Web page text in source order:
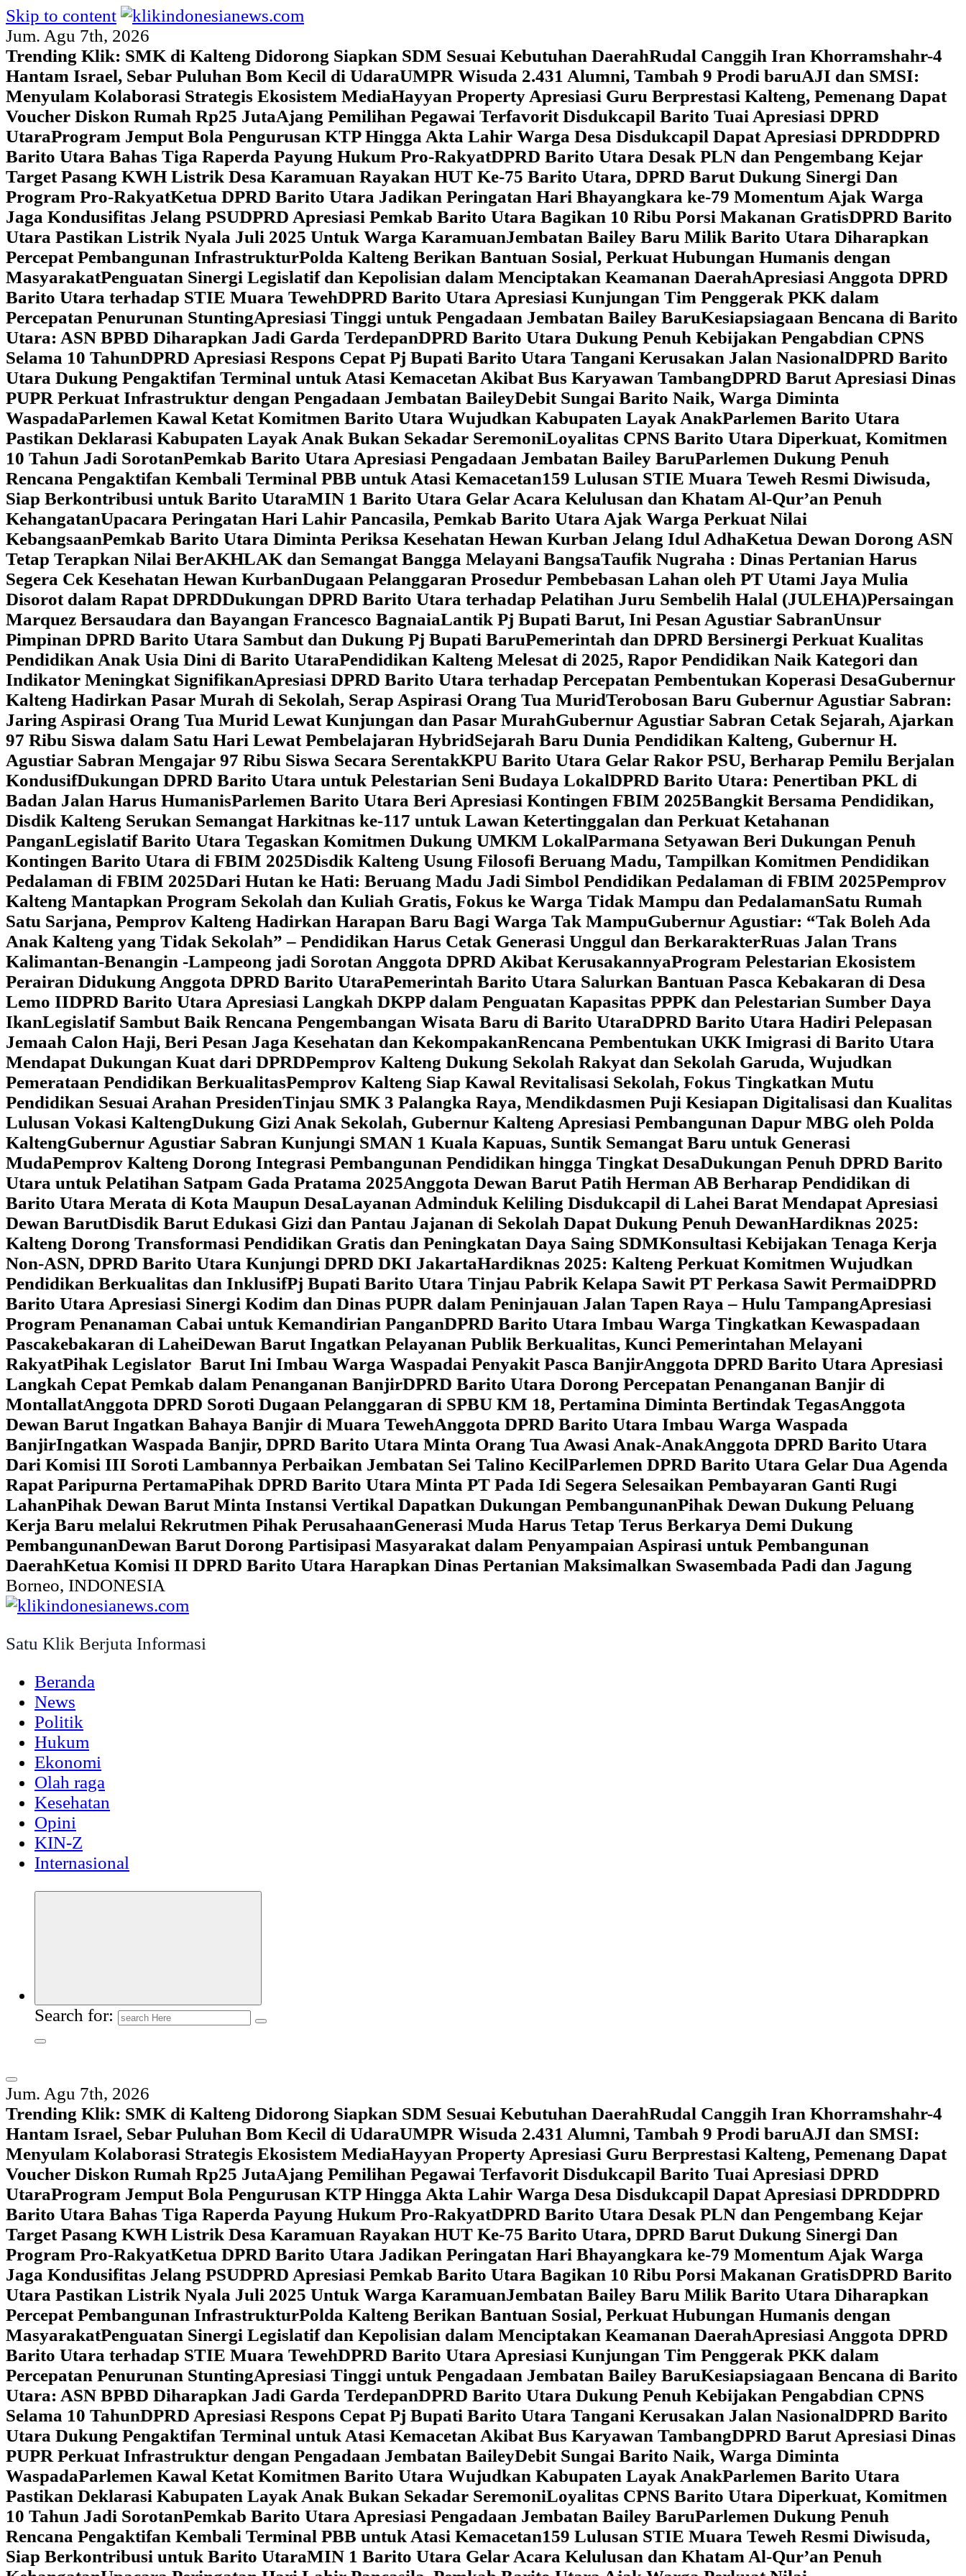
Skip to content
Jum. Agu 7th, 2026
Trending Klik: SMK di Kalteng Didorong Siapkan SDM Sesuai Kebutuhan DaerahRudal Canggih Iran Khorramshahr-4
Hantam Israel, Sebar Puluhan Bom Kecil di UdaraUMPR Wisuda 2.431 Alumni, Tambah 9 Prodi baruAJI dan SMSI:
Menyulam Kolaborasi Strategis Ekosistem MediaHayyan Property Apresiasi Guru Berprestasi Kalteng, Pemenang Dapat
Voucher Diskon Rumah Rp25 JutaAjang Pemilihan Pegawai Terfavorit Disdukcapil Barito Tuai Apresiasi DPRD
UtaraProgram Jemput Bola Pengurusan KTP Hingga Akta Lahir Warga Desa Disdukcapil Dapat Apresiasi DPRDDPRD
Barito Utara Bahas Tiga Raperda Payung Hukum Pro-RakyatDPRD Barito Utara Desak PLN dan Pengembang Kejar
Target Pasang KWH Listrik Desa Karamuan Rayakan HUT Ke-75 Barito Utara, DPRD Barut Dukung Sinergi Dan
Program Pro-RakyatKetua DPRD Barito Utara Jadikan Peringatan Hari Bhayangkara ke-79 Momentum Ajak Warga
Jaga Kondusifitas Jelang PSUDPRD Apresiasi Pemkab Barito Utara Bagikan 10 Ribu Porsi Makanan GratisDPRD Barito
Utara Pastikan Listrik Nyala Juli 2025 Untuk Warga KaramuanJembatan Bailey Baru Milik Barito Utara Diharapkan
Percepat Pembangunan InfrastrukturPolda Kalteng Berikan Bantuan Sosial, Perkuat Hubungan Humanis dengan
MasyarakatPenguatan Sinergi Legislatif dan Kepolisian dalam Menciptakan Keamanan DaerahApresiasi Anggota DPRD
Barito Utara terhadap STIE Muara TewehDPRD Barito Utara Apresiasi Kunjungan Tim Penggerak PKK dalam
Percepatan Penurunan StuntingApresiasi Tinggi untuk Pengadaan Jembatan Bailey BaruKesiapsiagaan Bencana di Barito
Utara: ASN BPBD Diharapkan Jadi Garda TerdepanDPRD Barito Utara Dukung Penuh Kebijakan Pengabdian CPNS
Selama 10 TahunDPRD Apresiasi Respons Cepat Pj Bupati Barito Utara Tangani Kerusakan Jalan NasionalDPRD Barito
Utara Dukung Pengaktifan Terminal untuk Atasi Kemacetan Akibat Bus Karyawan TambangDPRD Barut Apresiasi Dinas
PUPR Perkuat Infrastruktur dengan Pengadaan Jembatan BaileyDebit Sungai Barito Naik, Warga Diminta
WaspadaParlemen Kawal Ketat Komitmen Barito Utara Wujudkan Kabupaten Layak AnakParlemen Barito Utara
Pastikan Deklarasi Kabupaten Layak Anak Bukan Sekadar SeremoniLoyalitas CPNS Barito Utara Diperkuat, Komitmen
10 Tahun Jadi SorotanPemkab Barito Utara Apresiasi Pengadaan Jembatan Bailey BaruParlemen Dukung Penuh
Rencana Pengaktifan Kembali Terminal PBB untuk Atasi Kemacetan159 Lulusan STIE Muara Teweh Resmi Diwisuda,
Siap Berkontribusi untuk Barito UtaraMIN 1 Barito Utara Gelar Acara Kelulusan dan Khatam Al-Qur’an Penuh
KehangatanUpacara Peringatan Hari Lahir Pancasila, Pemkab Barito Utara Ajak Warga Perkuat Nilai
KebangsaanPemkab Barito Utara Diminta Periksa Kesehatan Hewan Kurban Jelang Idul AdhaKetua Dewan Dorong ASN
Tetap Terapkan Nilai BerAKHLAK dan Semangat Bangga Melayani BangsaTaufik Nugraha : Dinas Pertanian Harus
Segera Cek Kesehatan Hewan KurbanDugaan Pelanggaran Prosedur Pembebasan Lahan oleh PT Utami Jaya Mulia
Disorot dalam Rapat DPRDDukungan DPRD Barito Utara terhadap Pelatihan Juru Sembelih Halal (JULEHA)Persaingan
Marquez Bersaudara dan Bayangan Francesco BagnaiaLantik Pj Bupati Barut, Ini Pesan Agustiar SabranUnsur
Pimpinan DPRD Barito Utara Sambut dan Dukung Pj Bupati BaruPemerintah dan DPRD Bersinergi Perkuat Kualitas
Pendidikan Anak Usia Dini di Barito Utara‎Pendidikan Kalteng Melesat di 2025, Rapor Pendidikan Naik Kategori dan
Indikator Meningkat SignifikanApresiasi DPRD Barito Utara terhadap Percepatan Pembentukan Koperasi Desa‎Gubernur
Kalteng Hadirkan Pasar Murah di Sekolah, Serap Aspirasi Orang Tua Murid‎Terobosan Baru Gubernur Agustiar Sabran:
Jaring Aspirasi Orang Tua Murid Lewat Kunjungan dan Pasar MurahGubernur Agustiar Sabran Cetak Sejarah, Ajarkan
97 Ribu Siswa dalam Satu Hari Lewat Pembelajaran HybridSejarah Baru Dunia Pendidikan Kalteng, Gubernur H.
Agustiar Sabran Mengajar 97 Ribu Siswa Secara SerentakKPU Barito Utara Gelar Rakor PSU, Berharap Pemilu Berjalan
KondusifDukungan DPRD Barito Utara untuk Pelestarian Seni Budaya LokalDPRD Barito Utara: Penertiban PKL di
Badan Jalan Harus HumanisParlemen Barito Utara Beri Apresiasi Kontingen FBIM 2025‎Bangkit Bersama Pendidikan,
Disdik Kalteng Serukan Semangat Harkitnas ke-117 untuk Lawan Ketertinggalan dan Perkuat Ketahanan
PanganLegislatif Barito Utara Tegaskan Komitmen Dukung UMKM LokalParmana Setyawan Beri Dukungan Penuh
Kontingen Barito Utara di FBIM 2025Disdik Kalteng Usung Filosofi Beruang Madu, Tampilkan Komitmen Pendidikan
Pedalaman di FBIM 2025‎Dari Hutan ke Hati: Beruang Madu Jadi Simbol Pendidikan Pedalaman di FBIM 2025‎Pemprov
Kalteng Mantapkan Program Sekolah dan Kuliah Gratis, Fokus ke Warga Tidak Mampu dan Pedalaman‎Satu Rumah
Satu Sarjana, Pemprov Kalteng Hadirkan Harapan Baru Bagi Warga Tak Mampu‎Gubernur Agustiar: “Tak Boleh Ada
Anak Kalteng yang Tidak Sekolah” – Pendidikan Harus Cetak Generasi Unggul dan BerkarakterRuas Jalan Trans
Kalimantan-Benangin -Lampeong jadi Sorotan Anggota DPRD Akibat KerusakannyaProgram Pelestarian Ekosistem
Perairan Didukung Anggota DPRD Barito UtaraPemerintah Barito Utara Salurkan Bantuan Pasca Kebakaran di Desa
Lemo IIDPRD Barito Utara Apresiasi Langkah DKPP dalam Penguatan Kapasitas PPPK dan Pelestarian Sumber Daya
IkanLegislatif Sambut Baik Rencana Pengembangan Wisata Baru di Barito UtaraDPRD Barito Utara Hadiri Pelepasan
Jemaah Calon Haji, Beri Pesan Jaga Kesehatan dan KekompakanRencana Pembentukan UKK Imigrasi di Barito Utara
Mendapat Dukungan Kuat dari DPRD‎Pemprov Kalteng Dukung Sekolah Rakyat dan Sekolah Garuda, Wujudkan
Pemerataan Pendidikan Berkualitas‎Pemprov Kalteng Siap Kawal Revitalisasi Sekolah, Fokus Tingkatkan Mutu
Pendidikan Sesuai Arahan Presiden‎Tinjau SMK 3 Palangka Raya, Mendikdasmen Puji Kesiapan Digitalisasi dan Kualitas
Lulusan Vokasi Kalteng‎Dukung Gizi Anak Sekolah, Gubernur Kalteng Apresiasi Pembangunan Dapur MBG oleh Polda
Kalteng‎Gubernur Agustiar Sabran Kunjungi SMAN 1 Kuala Kapuas, Suntik Semangat Baru untuk Generasi
Muda‎Pemprov Kalteng Dorong Integrasi Pembangunan Pendidikan hingga Tingkat DesaDukungan Penuh DPRD Barito
Utara untuk Pelatihan Satpam Gada Pratama 2025Anggota Dewan Barut Patih Herman AB Berharap Pendidikan di
Barito Utara Merata di Kota Maupun DesaLayanan Adminduk Keliling Disdukcapil di Lahei Barat Mendapat Apresiasi
Dewan BarutDisdik Barut Edukasi Gizi dan Pantau Jajanan di Sekolah Dapat Dukung Penuh DewanHardiknas 2025:
Kalteng Dorong Transformasi Pendidikan Gratis dan Peningkatan Daya Saing SDMKonsultasi Kebijakan Tenaga Kerja
Non-ASN, DPRD Barito Utara Kunjungi DPRD DKI JakartaHardiknas 2025: Kalteng Perkuat Komitmen Wujudkan
Pendidikan Berkualitas dan InklusifPj Bupati Barito Utara Tinjau Pabrik Kelapa Sawit PT Perkasa Sawit PermaiDPRD
Barito Utara Apresiasi Sinergi Kodim dan Dinas PUPR dalam Peninjauan Jalan Tapen Raya – Hulu TampangApresiasi
Program Penanaman Cabai untuk Kemandirian PanganDPRD Barito Utara Imbau Warga Tingkatkan Kewaspadaan
Pascakebakaran di LaheiDewan Barut Ingatkan Pelayanan Publik Berkualitas, Kunci Pemerintahan Melayani
RakyatPihak Legislator Barut Ini Imbau Warga Waspadai Penyakit Pasca BanjirAnggota DPRD Barito Utara Apresiasi
Langkah Cepat Pemkab dalam Penanganan BanjirDPRD Barito Utara Dorong Percepatan Penanganan Banjir di
MontallatAnggota DPRD Soroti Dugaan Pelanggaran di SPBU KM 18, Pertamina Diminta Bertindak TegasAnggota
Dewan Barut Ingatkan Bahaya Banjir di Muara TewehAnggota DPRD Barito Utara Imbau Warga Waspada
BanjirIngatkan Waspada Banjir, DPRD Barito Utara Minta Orang Tua Awasi Anak-AnakAnggota DPRD Barito Utara
Dari Komisi III Soroti Lambannya Perbaikan Jembatan Sei Talino KecilParlemen DPRD Barito Utara Gelar Dua Agenda
Rapat Paripurna PertamaPihak DPRD Barito Utara Minta PT Pada Idi Segera Selesaikan Pembayaran Ganti Rugi
LahanPihak Dewan Barut Minta Instansi Vertikal Dapatkan Dukungan PembangunanPihak Dewan Dukung Peluang
Kerja Baru melalui Rekrutmen Pihak PerusahaanGenerasi Muda Harus Tetap Terus Berkarya Demi Dukung
PembangunanDewan Barut Dorong Partisipasi Masyarakat dalam Penyampaian Aspirasi untuk Pembangunan
DaerahKetua Komisi II DPRD Barito Utara Harapkan Dinas Pertanian Maksimalkan Swasembada Padi dan Jagung
Borneo, INDONESIA
Satu Klik Berjuta Informasi
Beranda
News
Politik
Hukum
Ekonomi
Olah raga
Kesehatan
Opini
KIN-Z
Internasional
Search for:
Jum. Agu 7th, 2026
Trending Klik: SMK di Kalteng Didorong Siapkan SDM Sesuai Kebutuhan DaerahRudal Canggih Iran Khorramshahr-4
Hantam Israel, Sebar Puluhan Bom Kecil di UdaraUMPR Wisuda 2.431 Alumni, Tambah 9 Prodi baruAJI dan SMSI:
Menyulam Kolaborasi Strategis Ekosistem MediaHayyan Property Apresiasi Guru Berprestasi Kalteng, Pemenang Dapat
Voucher Diskon Rumah Rp25 JutaAjang Pemilihan Pegawai Terfavorit Disdukcapil Barito Tuai Apresiasi DPRD
UtaraProgram Jemput Bola Pengurusan KTP Hingga Akta Lahir Warga Desa Disdukcapil Dapat Apresiasi DPRDDPRD
Barito Utara Bahas Tiga Raperda Payung Hukum Pro-RakyatDPRD Barito Utara Desak PLN dan Pengembang Kejar
Target Pasang KWH Listrik Desa Karamuan Rayakan HUT Ke-75 Barito Utara, DPRD Barut Dukung Sinergi Dan
Program Pro-RakyatKetua DPRD Barito Utara Jadikan Peringatan Hari Bhayangkara ke-79 Momentum Ajak Warga
Jaga Kondusifitas Jelang PSUDPRD Apresiasi Pemkab Barito Utara Bagikan 10 Ribu Porsi Makanan GratisDPRD Barito
Utara Pastikan Listrik Nyala Juli 2025 Untuk Warga KaramuanJembatan Bailey Baru Milik Barito Utara Diharapkan
Percepat Pembangunan InfrastrukturPolda Kalteng Berikan Bantuan Sosial, Perkuat Hubungan Humanis dengan
MasyarakatPenguatan Sinergi Legislatif dan Kepolisian dalam Menciptakan Keamanan DaerahApresiasi Anggota DPRD
Barito Utara terhadap STIE Muara TewehDPRD Barito Utara Apresiasi Kunjungan Tim Penggerak PKK dalam
Percepatan Penurunan StuntingApresiasi Tinggi untuk Pengadaan Jembatan Bailey BaruKesiapsiagaan Bencana di Barito
Utara: ASN BPBD Diharapkan Jadi Garda TerdepanDPRD Barito Utara Dukung Penuh Kebijakan Pengabdian CPNS
Selama 10 TahunDPRD Apresiasi Respons Cepat Pj Bupati Barito Utara Tangani Kerusakan Jalan NasionalDPRD Barito
Utara Dukung Pengaktifan Terminal untuk Atasi Kemacetan Akibat Bus Karyawan TambangDPRD Barut Apresiasi Dinas
PUPR Perkuat Infrastruktur dengan Pengadaan Jembatan BaileyDebit Sungai Barito Naik, Warga Diminta
WaspadaParlemen Kawal Ketat Komitmen Barito Utara Wujudkan Kabupaten Layak AnakParlemen Barito Utara
Pastikan Deklarasi Kabupaten Layak Anak Bukan Sekadar SeremoniLoyalitas CPNS Barito Utara Diperkuat, Komitmen
10 Tahun Jadi SorotanPemkab Barito Utara Apresiasi Pengadaan Jembatan Bailey BaruParlemen Dukung Penuh
Rencana Pengaktifan Kembali Terminal PBB untuk Atasi Kemacetan159 Lulusan STIE Muara Teweh Resmi Diwisuda,
Siap Berkontribusi untuk Barito UtaraMIN 1 Barito Utara Gelar Acara Kelulusan dan Khatam Al-Qur’an Penuh